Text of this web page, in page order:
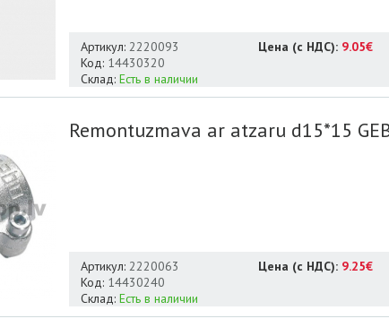
Цена (с НДС): 9.05€
Артикул: 2220093
Код: 14430320
Склад: Есть в наличии
Remontuzmava ar atzaru d15*15
Цена (с НДС): 9.25€
Артикул: 2220063
Код: 14430240
Склад: Есть в наличии